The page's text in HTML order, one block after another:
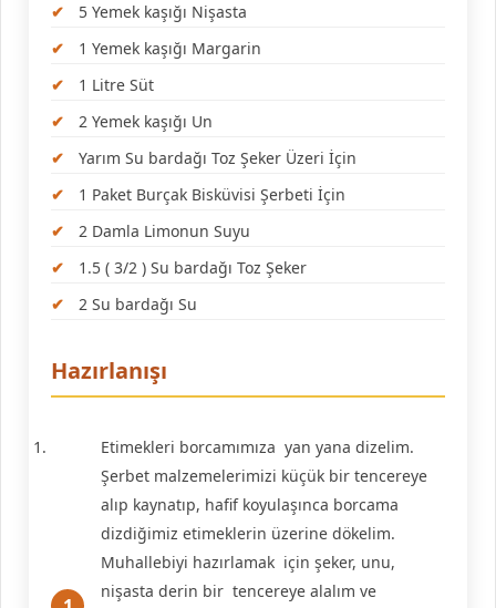
5 Yemek kaşığı Nişasta
1 Yemek kaşığı Margarin
1 Litre Süt
2 Yemek kaşığı Un
Yarım Su bardağı Toz Şeker Üzeri İçin
1 Paket Burçak Bisküvisi Şerbeti İçin
2 Damla Limonun Suyu
1.5 ( 3/2 ) Su bardağı Toz Şeker
2 Su bardağı Su
Hazırlanışı
Etimekleri borcamımıza yan yana dizelim.
Şerbet malzemelerimizi küçük bir tencereye
alıp kaynatıp, hafif koyulaşınca borcama
dizdiğimiz etimeklerin üzerine dökelim.
Muhallebiyi hazırlamak için şeker, unu,
nişasta derin bir tencereye alalım ve